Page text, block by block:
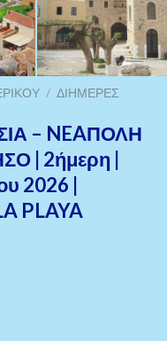
/ ΔΙΉΜΕΡΕΣ
– NEAΠΟΛΗ
| 2ήμερη |
2026 |
PLAYA